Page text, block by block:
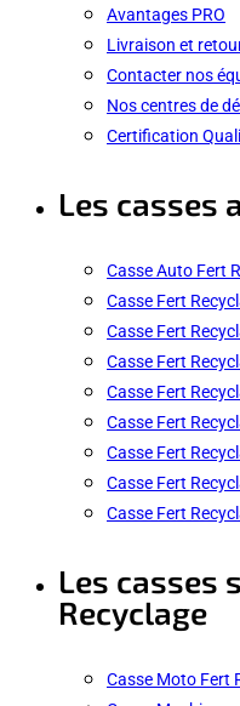
Avantages PRO
Livraison et
Contacter nos
Nos centres de
Certification
Les casses
Casse Auto Fert
Casse Fert
Casse Fert
Casse Fert
Casse Fert
Casse Fert
Casse Fert
Casse Fert
Casse Fert
Les casses
Recyclage
Casse Moto Fert